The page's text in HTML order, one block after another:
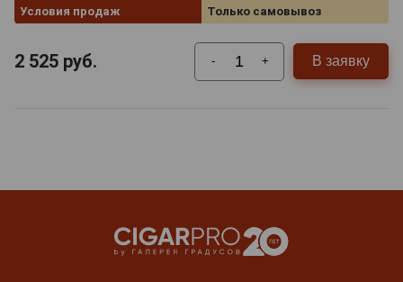
Условия продаж
Только самовывоз
2 525 руб. - + В заявку